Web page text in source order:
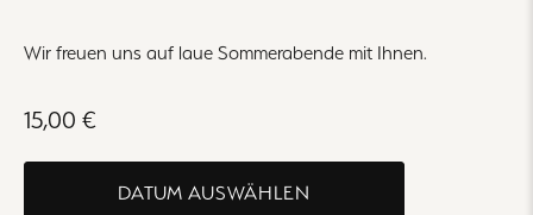
Wir freuen uns auf laue Sommerabende mit Ihnen.
15,00 €
DATUM AUSWÄHLEN